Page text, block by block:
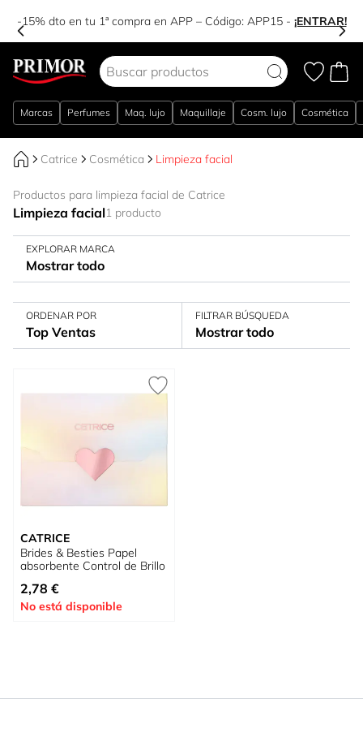
-15% dto en tu 1ª compra en APP – Código: APP15- ¡ENTRAR!
Marcas Perfumes Maq. lujo Maquillaje Cosm. lujo Cosmética
Catrice Cosmética Limpieza facial
Productos para limpieza facial de Catrice
Limpieza facial1 producto
EXPLORAR MARCA
Mostrar todo
ORDENAR POR
Top Ventas
FILTRAR BÚSQUEDA
Mostrar todo
CATRICE
Brides & Besties Papel
absorbente Control de Brillo
2,78 €
No está disponible